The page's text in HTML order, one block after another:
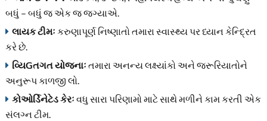
બધું – બધું જ એક જ જગ્યાએ.
લાયક ટીમઃ કરુણાપૂર્ણ નિષ્ણાતો તમારા સ્વાસ્થ્ય પર ધ્યાન કેન્દ્રિત
કરે છે.
વ્યિGતગત યોજનાઃ તમારા અનન્ય લક્ષ્યાંકો અને જરૂરિયાતોને
અનુરૂપ કાળજી લો.
કોઓર્ડિનેટેડ કેરઃ વધુ સારા પરિણામો માટે સાથે મળીને કામ કરતી એક
સંલગ્ન ટીમ.